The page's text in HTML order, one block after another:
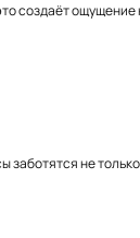
создаёт ощущение
заботятся не